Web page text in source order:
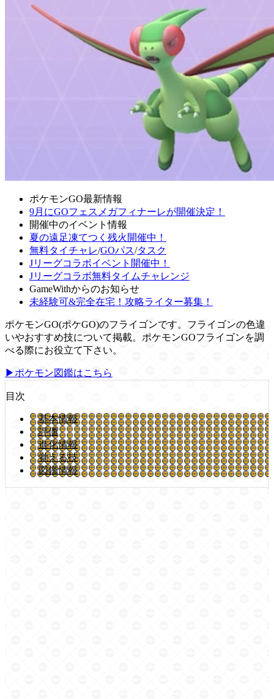
ポケモンGO最新情報
9月にGOフェスメガフィナーレが開催決定！
開催中のイベント情報
夏の遠足凍てつく残火開催中！
無料タイチャレ/GOパス/タスク
Jリーグコラボイベント開催中！
Jリーグコラボ無料タイムチャレンジ
GameWithからのお知らせ
未経験可&完全在宅！攻略ライター募集！
ポケモンGO(ポケGO)のフライゴンです。フライゴンの色違
いやおすすめ技について掲載。ポケモンGOフライゴンを調
べる際にお役立て下さい。
▶ポケモン図鑑はこちら
目次
基本情報
評価
進化情報
覚える技
図鑑情報